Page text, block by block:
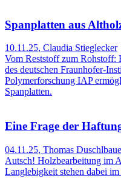
Spanplatten aus
10.11.25, Claudia Stieglecker
Vom Reststoff zum Rohstoff:
des deutschen Fraunhofer-
Polymerforschung IAP
Spanplatten.
Eine Frage der
04.11.25, Thomas
Autsch! Holzbearbeitung im
Langlebigkeit stehen dabei im